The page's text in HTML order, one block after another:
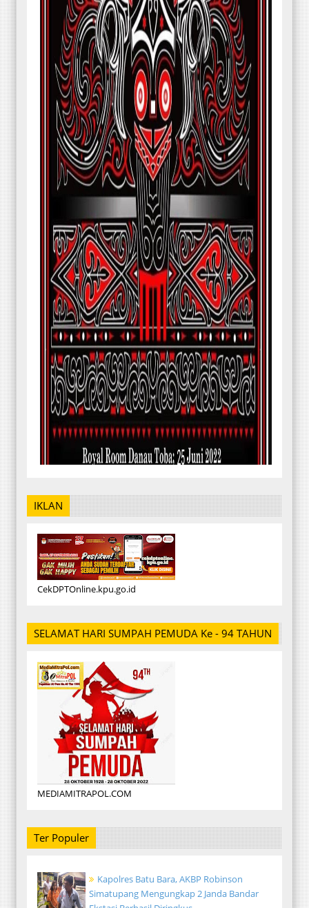
IKLAN
CekDPTOnline.kpu.go.id
SELAMAT HARI SUMPAH PEMUDA Ke - 94 TAHUN
MEDIAMITRAPOL.COM
Ter Populer
Kapolres Batu Bara, AKBP Robinson
Simatupang Mengungkap 2 Janda Bandar